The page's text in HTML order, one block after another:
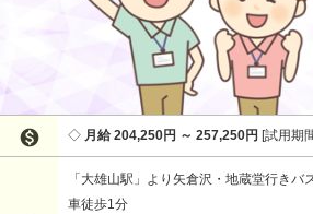
 月給 204,250円 ～ 257,250円 試用期
「大雄山駅」より矢倉沢・地蔵堂行き
車徒歩1分